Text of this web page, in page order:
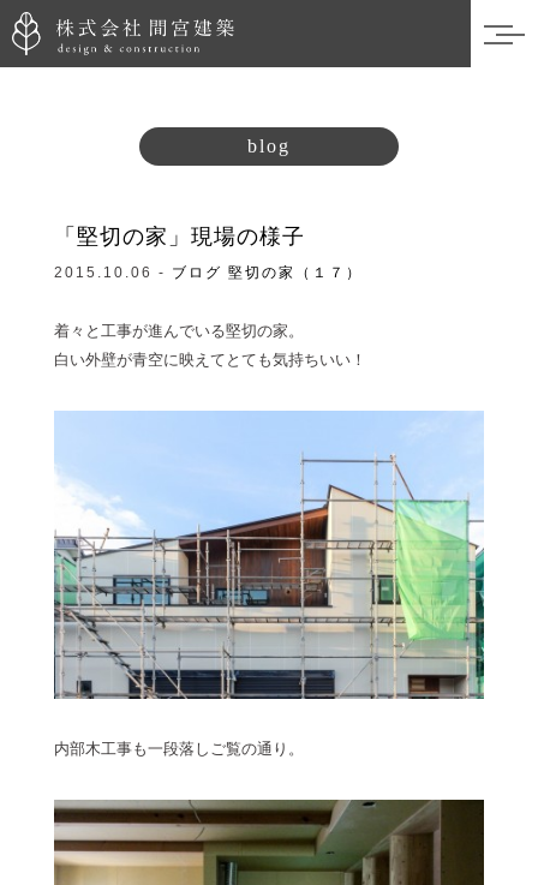
blog
「堅切の家」現場の様子
2015.10.06 - ブログ 堅切の家（１７）
着々と工事が進んでいる堅切の家。
白い外壁が青空に映えてとても気持ちいい！
内部木工事も一段落しご覧の通り。